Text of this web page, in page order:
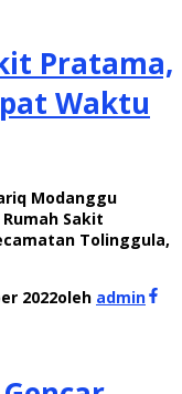
Pratama,
Waktu
Modanggu
Sakit
Tolinggula,
2022oleh admin